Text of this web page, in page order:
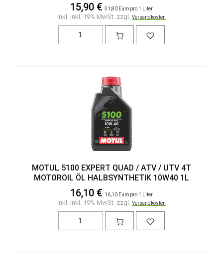
15,90 € 31,80 Euro pro 1 Liter
inkl. inkl. 19% MwSt. zzgl. Versandkosten
MOTUL 5100 EXPERT QUAD / ATV / UTV 4T
MOTOROIL ÖL HALBSYNTHETIK 10W40 1L
16,10 € 16,10 Euro pro 1 Liter
inkl. inkl. 19% MwSt. zzgl. Versandkosten